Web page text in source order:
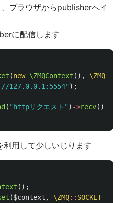
ブラウザからpublisherへイ
に配信します
(new \ZMQContext (), \ZMQ
127.0.0.1:5554" );
( "httpリクエスト" ) ->recv();
用して少しいじります
();
($context , \ZMQ:: SOCKET_REP